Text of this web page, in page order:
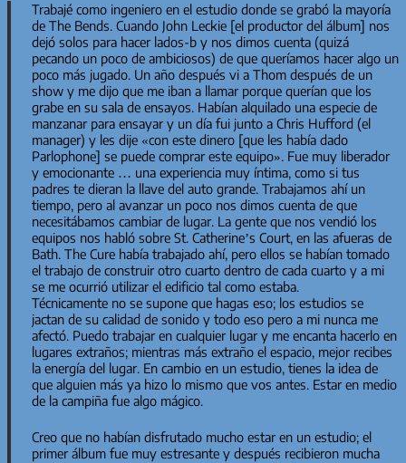
Trabajé como ingeniero en el estudio donde se grabó la mayoría
de The Bends. Cuando John Leckie [el productor del álbum] nos
dejó solos para hacer lados-b y nos dimos cuenta (quizá
pecando un poco de ambiciosos) de que queríamos hacer algo un
poco más jugado. Un año después vi a Thom después de un
show y me dijo que me iban a llamar porque querían que los
grabe en su sala de ensayos. Habían alquilado una especie de
manzanar para ensayar y un día fui junto a Chris Hufford (el
manager) y les dije «con este dinero [que les había dado
Parlophone] se puede comprar este equipo». Fue muy liberador
y emocionante … una experiencia muy íntima, como si tus
padres te dieran la llave del auto grande. Trabajamos ahí un
tiempo, pero al avanzar un poco nos dimos cuenta de que
necesitábamos cambiar de lugar. La gente que nos vendió los
equipos nos habló sobre St. Catherine’s Court, en las afueras de
Bath. The Cure había trabajado ahí, pero ellos se habían tomado
el trabajo de construir otro cuarto dentro de cada cuarto y a mi
se me ocurrió utilizar el edificio tal como estaba.
Técnicamente no se supone que hagas eso; los estudios se
jactan de su calidad de sonido y todo eso pero a mi nunca me
afectó. Puedo trabajar en cualquier lugar y me encanta hacerlo en
lugares extraños; mientras más extraño el espacio, mejor recibes
la energía del lugar. En cambio en un estudio, tienes la idea de
que alguien más ya hizo lo mismo que vos antes. Estar en medio
de la campiña fue algo mágico.
Creo que no habían disfrutado mucho estar en un estudio; el
primer álbum fue muy estresante y después recibieron mucha